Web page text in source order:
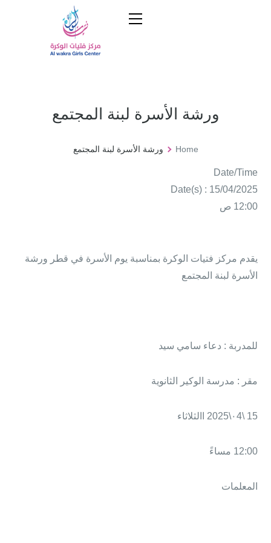
ورشة الأسرة لبنة المجتمع
Home ورشة الأسرة لبنة المجتمع
Date/Time
Date(s) : 15/04/2025
12:00 ص
يقدم مركز فتيات الوكرة بمناسبة يوم الأسرة في قطر ورشة
الأسرة لبنة المجتمع
للمدربة : دعاء سامي سيد
مقر : مدرسة الوكير الثانوية
15 \٠4\2025 االثلاثاء
12:00 مساءً
المعلمات